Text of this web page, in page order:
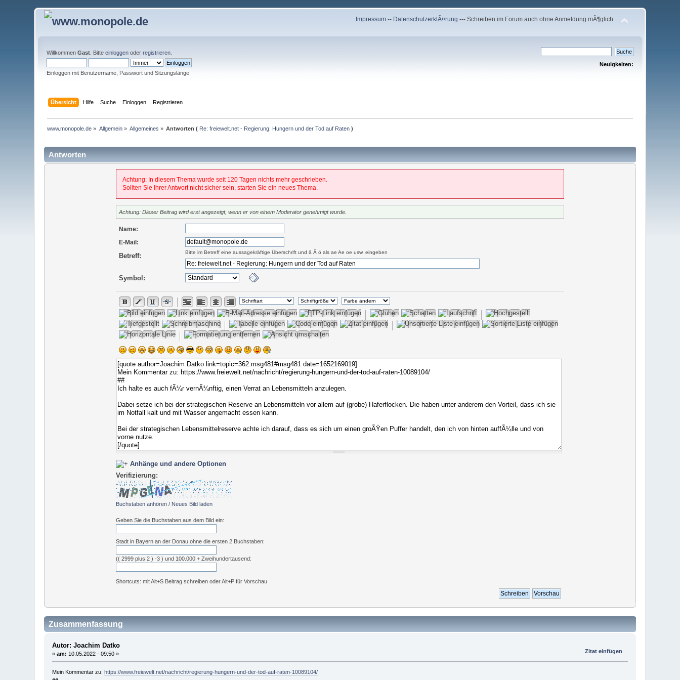
Impressum -- DatenschutzerklÃ¤rung --- Schreiben im Forum auch ohne Anmeldung mÃ¶glich
WillkommenGast . Bitteeinloggen oderregistrieren
Einloggen mit Benutzername, Passwort und Sitzungslänge
Neuigkeiten:
Übersicht Hilfe Suche Einloggen Registrieren
www.monopole.de » Allgemein» Allgemeines » Antworten ( Re: freiewelt.net - Regierung: Hungern und der Tod auf Raten )
Antworten
Achtung: In diesem Thema wurde seit 120 Tagen nichts mehr geschrieben.
Sollten Sie Ihrer Antwort nicht sicher sein, starten Sie ein neues Thema.
Achtung: Dieser Beitrag wird erst angezeigt, wenn er von einem Moderator genehmigt wurde.
Name:
E-Mail:
Bitte im Betreff eine aussagekräftige Überschrift und ä Ä ö als ae Ae oe usw. eingeben
Betreff:
Symbol:
Anhänge und andere Optionen
Verifizierung:
Buchstaben anhören/ Neues Bild laden
Geben Sie die Buchstaben aus dem Bild ein:
Stadt in Bayern an der Donau ohne die ersten 2 Buchstaben:
(( 2999 plus 2 ) -3 ) und 100.000 + Zweihundertausend:
Shortcuts: mit Alt+S Beitrag schreiben oder Alt+P für Vorschau
Zusammenfassung
Autor: Joachim Datko
« am: 10.05.2022 - 09:50 » Zitat einfügen
Mein Kommentar zu: https://www.freiewelt.net/nachricht/regierung-hungern-und-der-tod-auf-raten-10089104/